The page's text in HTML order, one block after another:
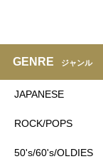
GENRE ジャンル
JAPANESE
ROCK/POPS
50's/60's/OLDIES